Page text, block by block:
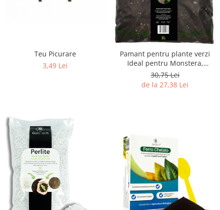
Teu Picurare
3,49 Lei
Pamant pentru plante verzi
Ideal pentru Monstera,
Pothos, Dracaena si toate
tipurile de plante verzi. Hrana
de durata si crestere
30,75 Lei
de la 27,38 Lei